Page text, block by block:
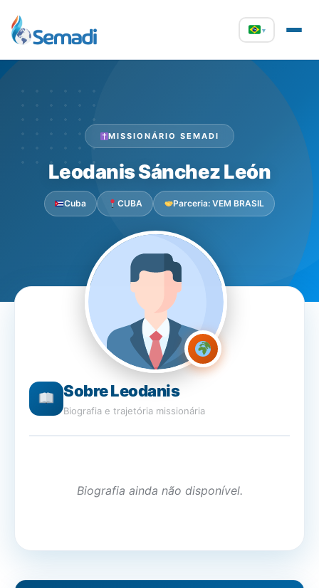
▾
MISSIONÁRIO SEMADI
Leodanis Sánchez León
Cuba CUBA Parceria: VEM BRASIL
Sobre Leodanis
Biografia e trajetória missionária
Biografia ainda não disponível.